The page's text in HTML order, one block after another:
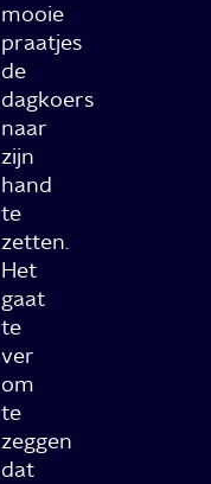
mooie
praatjes
de
dagkoers
naar
zijn
hand
te
zetten.
Het
gaat
te
ver
om
te
zeggen
dat